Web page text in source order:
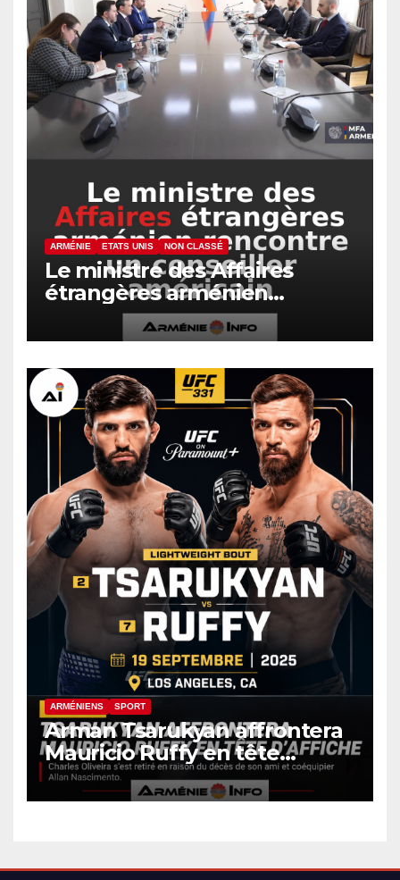
ARMÉNIE ETATS UNIS NON CLASSÉ
Le ministre des Affaires
étrangères arménien
rencontre un conseiller
américain
ARMÉNIENS SPORT
Arman Tsarukyan affrontera
Mauricio Ruffy en tête
d’affiche de l’UFC 331